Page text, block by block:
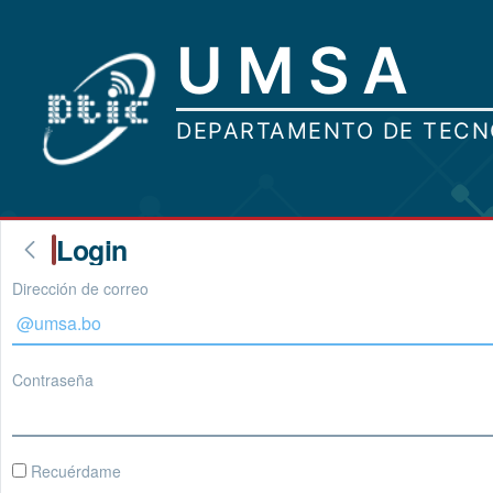
Login
Dirección de correo
Contraseña
Recuérdame